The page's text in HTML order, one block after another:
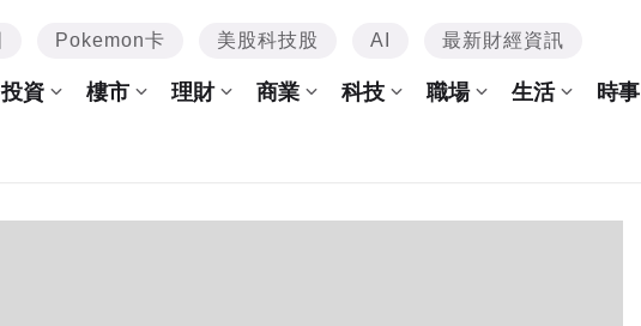
Pokemon卡 美股科技股 AI 最新財經資訊
投資 樓市 理財 商業 科技 職場 生活 時事